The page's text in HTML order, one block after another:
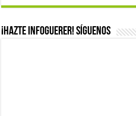
¡Hazte infoguerer! Síguenos